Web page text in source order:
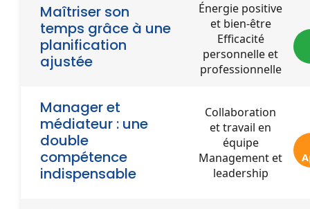
Maîtriser son
temps grâce à une
planification
ajustée
Énergie positive
et bien-être
Efficacité
personnelle et
professionnelle
Manager et
médiateur : une
double
compétence
indispensable
Collaboration
et travail en
équipe
Management et
leadership